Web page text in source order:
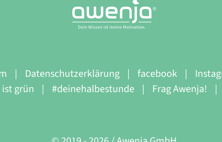
Datenschutzerklärung facebook
grün
#deinehalbestunde Frag Awenja!